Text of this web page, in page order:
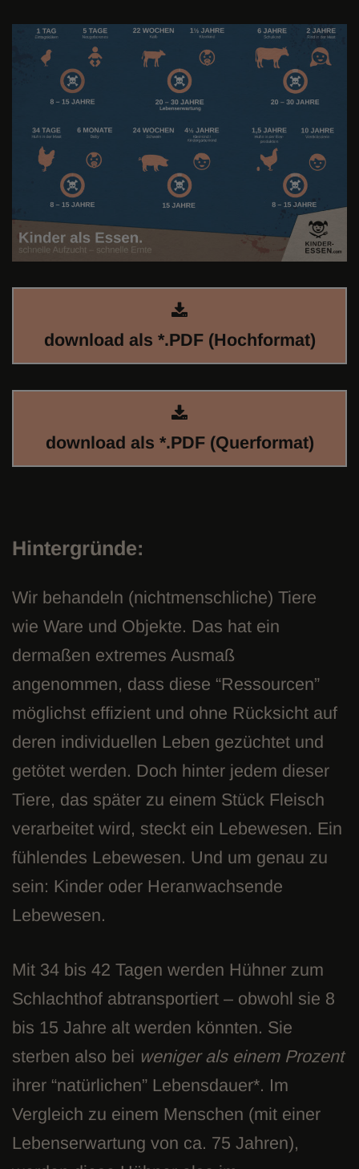
download als *.PDF (Hochformat)
download als *.PDF (Querformat)
Hintergründe:
Wir behandeln (nichtmenschliche) Tiere
wie Ware und Objekte. Das hat ein
dermaßen extremes Ausmaß
angenommen, dass diese “Ressourcen”
möglichst effizient und ohne Rücksicht auf
deren individuellen Leben gezüchtet und
getötet werden. Doch hinter jedem dieser
Tiere, das später zu einem Stück Fleisch
verarbeitet wird, steckt ein Lebewesen. Ein
fühlendes Lebewesen. Und um genau zu
sein: Kinder oder Heranwachsende
Lebewesen.
Mit 34 bis 42 Tagen werden Hühner zum
Schlachthof abtransportiert – obwohl sie 8
bis 15 Jahre alt werden könnten. Sie
sterben also bei weniger als einem Prozent
ihrer “natürlichen” Lebensdauer*. Im
Vergleich zu einem Menschen (mit einer
Lebenserwartung von ca. 75 Jahren),